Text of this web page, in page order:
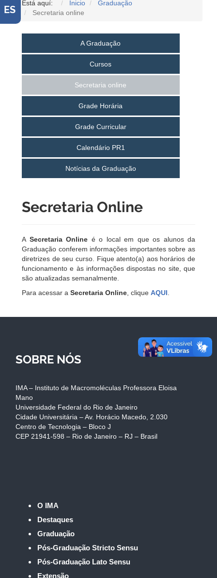
ES
Está aquí: Inicio
Graduação
Secretaria online
A Graduação
Cursos
Secretaria online
Grade Horária
Grade Curricular
Calendário PR1
Notícias da Graduação
Secretaria Online
A Secretaria Online é o local em que os alunos da
Graduação conferem informações importantes sobre as
diretrizes de seu curso. Fique atento(a) aos horários de
funcionamento e às informações dispostas no site, que
são atualizadas semanalmente.
Para acessar a Secretaria Online , clique AQUI
SOBRE NÓS
IMA – Instituto de Macromoléculas Professora Eloisa
Mano
Universidade Federal do Rio de Janeiro
Cidade Universitária – Av. Horácio Macedo, 2.030
Centro de Tecnologia – Bloco J
CEP 21941-598 – Rio de Janeiro – RJ – Brasil
O IMA
Destaques
Graduação
Pós-Graduação Stricto Sensu
Pós-Graduação Lato Sensu
Extensão